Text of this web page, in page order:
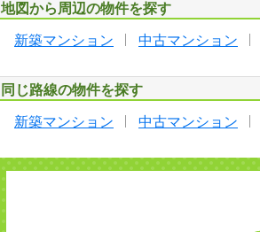
地図から周辺の物件を探す
新築マンション 中古マンション
同じ路線の物件を探す
新築マンション 中古マンション